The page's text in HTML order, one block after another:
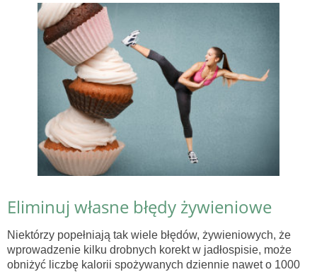
Eliminuj własne błędy żywieniowe
Niektórzy popełniają tak wiele błędów, żywieniowych, że
wprowadzenie kilku drobnych korekt w jadłospisie, może
obniżyć liczbę kalorii spożywanych dziennie nawet o 1000